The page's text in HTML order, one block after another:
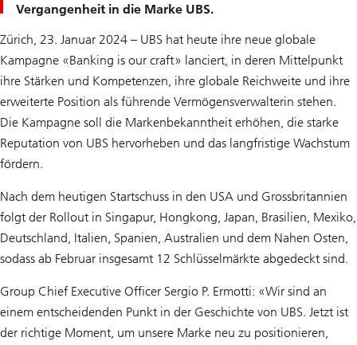
Vergangenheit in die Marke UBS.
Zürich, 23. Januar 2024 – UBS hat heute ihre neue globale
Kampagne «Banking is our craft» lanciert, in deren Mittelpunkt
ihre Stärken und Kompetenzen, ihre globale Reichweite und ihre
erweiterte Position als führende Vermögensverwalterin stehen.
Die Kampagne soll die Markenbekanntheit erhöhen, die starke
Reputation von UBS hervorheben und das langfristige Wachstum
fördern.
Nach dem heutigen Startschuss in den USA und Grossbritannien
folgt der Rollout in Singapur, Hongkong, Japan, Brasilien, Mexiko,
Deutschland, Italien, Spanien, Australien und dem Nahen Osten,
sodass ab Februar insgesamt 12 Schlüsselmärkte abgedeckt sind.
Group Chief Executive Officer Sergio P. Ermotti: «Wir sind an
einem entscheidenden Punkt in der Geschichte von UBS. Jetzt ist
der richtige Moment, um unsere Marke neu zu positionieren,